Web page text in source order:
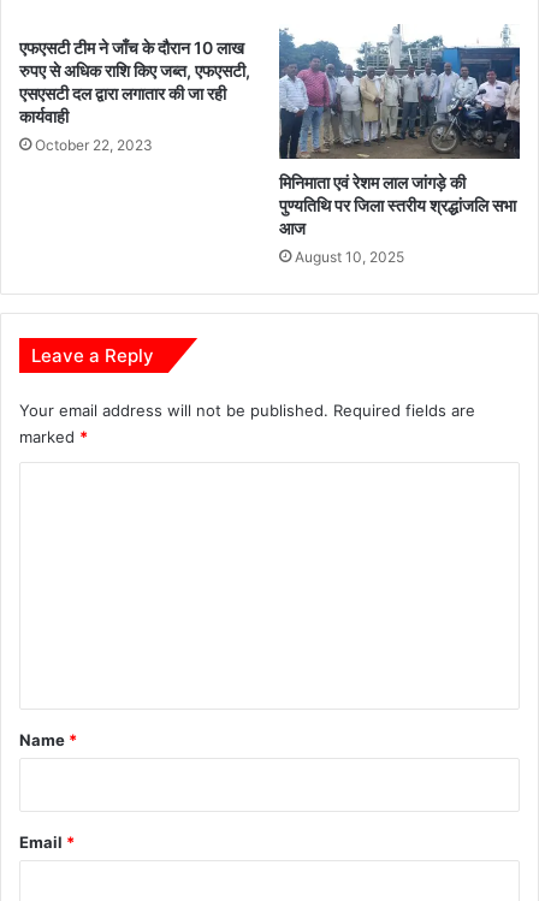
का
:
मु
शि
व
री
ना
को
मि
ली
फ
ल
ता
एफएसटी टीम ने जाँच के दौरान 10 लाख
रुपए से अधिक राशि किए जब्त, एफएसटी,
एसएसटी दल द्वारा लगातार की जा रही
कार्यवाही
October 22, 2023
मिनिमाता एवं रेशम लाल जांगड़े की
पुण्यतिथि पर जिला स्तरीय श्रद्धांजलि सभा
आज
August 10, 2025
Leave a Reply
Your email address will not be published. Required fields are
marked *
*
Name *
Email *